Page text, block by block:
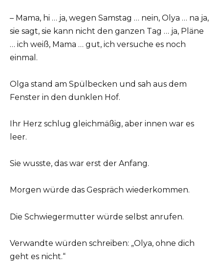
– Mama, hi … ja, wegen Samstag … nein, Olya … na ja,
sie sagt, sie kann nicht den ganzen Tag … ja, Pläne
… ich weiß, Mama … gut, ich versuche es noch
einmal.
Olga stand am Spülbecken und sah aus dem
Fenster in den dunklen Hof.
Ihr Herz schlug gleichmäßig, aber innen war es
leer.
Sie wusste, das war erst der Anfang.
Morgen würde das Gespräch wiederkommen.
Die Schwiegermutter würde selbst anrufen.
Verwandte würden schreiben: „Olya, ohne dich
geht es nicht.“